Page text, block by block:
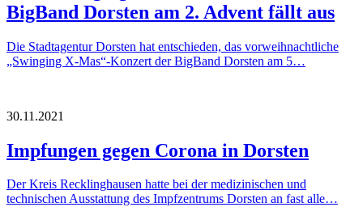
BigBand Dorsten am 2. Advent fällt aus
Die Stadtagentur Dorsten hat entschieden, das vorweihnachtliche
„Swinging X-Mas“-Konzert der BigBand Dorsten am 5…
30.11.2021
Impfungen gegen Corona in Dorsten
Der Kreis Recklinghausen hatte bei der medizinischen und
technischen Ausstattung des Impfzentrums Dorsten an fast alle…